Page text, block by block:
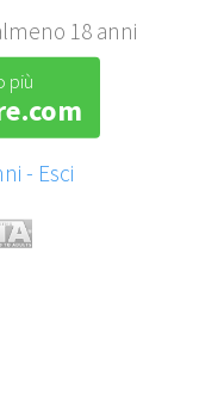
18 anni
più
- Esci